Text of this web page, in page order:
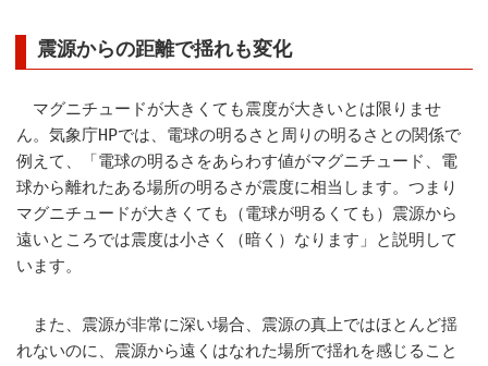
震源からの距離で揺れも変化
マグニチュードが大きくても震度が大きいとは限りませ
ん。気象庁HPでは、電球の明るさと周りの明るさとの関係で
例えて、「電球の明るさをあらわす値がマグニチュード、電
球から離れたある場所の明るさが震度に相当します。つまり
マグニチュードが大きくても（電球が明るくても）震源から
遠いところでは震度は小さく（暗く）なります」と説明して
います。
また、震源が非常に深い場合、震源の真上ではほとんど揺
れないのに、震源から遠くはなれた場所で揺れを感じること